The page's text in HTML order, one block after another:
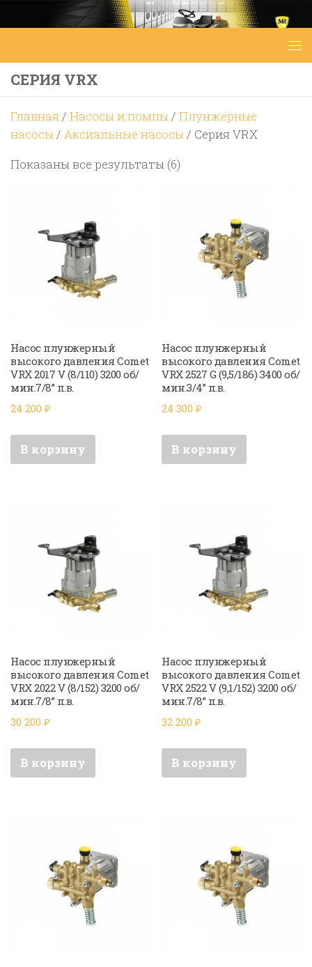
Перейти к содержимому
СЕРИЯ VRX
Главная/ Насосы и помпы/ Плунжерные
насосы/ Аксиальные насосы/ Серия VRX
Показаны все результаты (6)
Насос плунжерный
высокого давления Comet
VRX 2017 V (8/110) 3200 об/
мин.7/8” п.в.
24 200 ₽
В корзину
Насос плунжерный
высокого давления Comet
VRX 2527 G (9,5/186) 3400 об/
мин.3/4” п.в.
24 300₽
В корзину
Насос плунжерный
высокого давления Comet
VRX 2022 V (8/152) 3200 об/
мин.7/8” п.в.
30 200 ₽
В корзину
Насос плунжерный
высокого давления Comet
VRX 2522 V (9,1/152) 3200 об/
мин.7/8” п.в.
32 200₽
В корзину